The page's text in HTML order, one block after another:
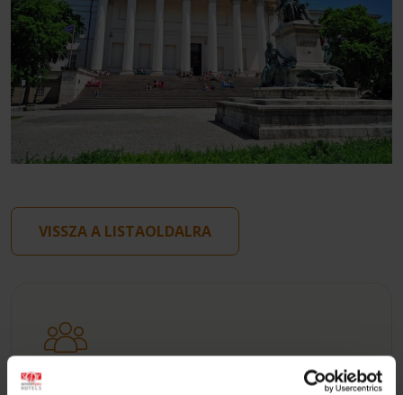
VISSZA A LISTAOLDALRA